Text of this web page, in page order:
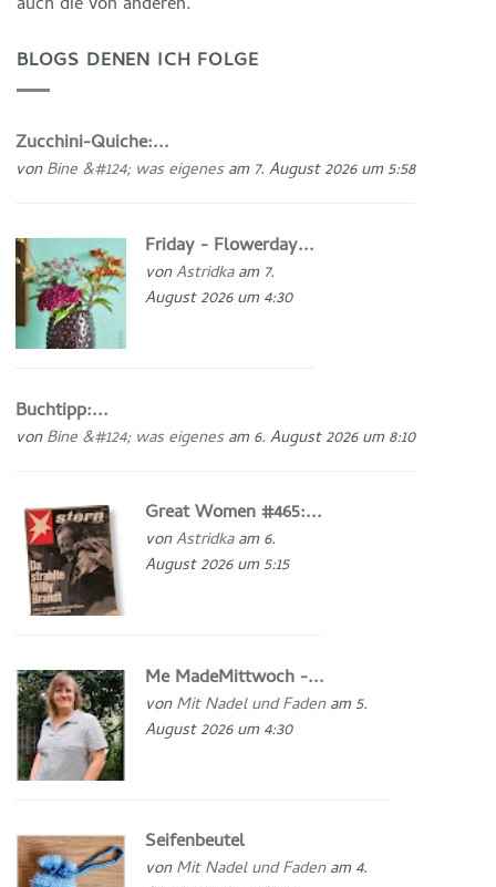
BLOGS DENEN ICH FOLGE
Zucchini-Quiche:...
vonBine &#124; was eigenesam 7. August 2026 um 5:58
Friday - Flowerday...
vonAstridkaam 7.
August 2026 um 4:30
Buchtipp:...
vonBine &#124; was eigenesam 6. August 2026 um 8:10
Great Women #465:...
vonAstridkaam 6.
August 2026 um 5:15
Me MadeMittwoch -...
vonMit Nadel und Fadenam 5.
August 2026 um 4:30
Seifenbeutel
vonMit Nadel und Fadenam 4.